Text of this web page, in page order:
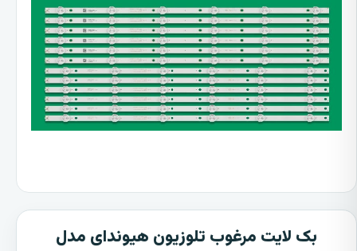
بک لایت مرغوب تلوزیون هیوندای مدل